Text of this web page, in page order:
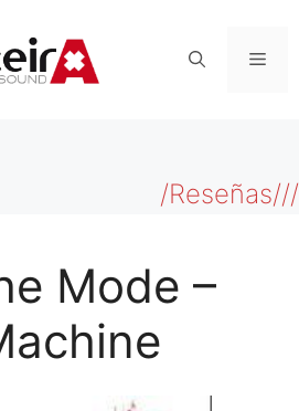
/Reseñas///
Mode –